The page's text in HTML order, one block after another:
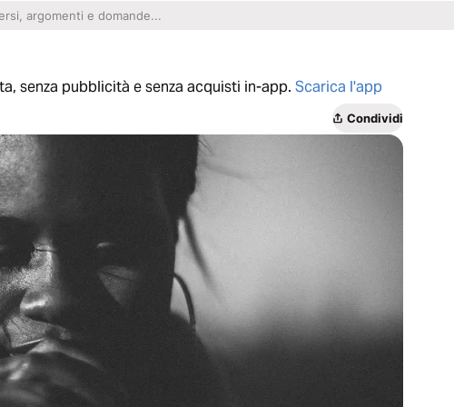
senza pubblicità e senza acquisti in-app. Scarica l'app
Condividi